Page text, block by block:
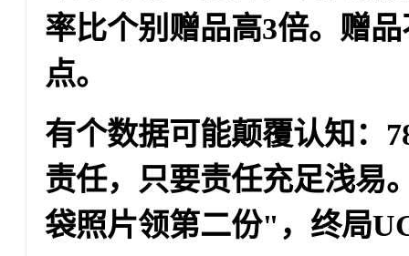
率比个别赠品高3倍。 赠
点。
有个数据可能颠覆认知：
责任，只要责任充足浅易
袋照片领第二份"，终局